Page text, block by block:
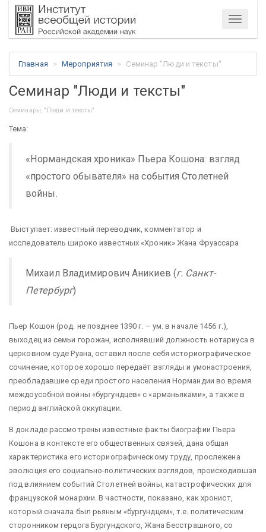
Меню
Главная Мероприятия Семинар "Люди и тексты"
Семинар "Люди и тексты"
Семинары, "Люди и тексты"
Тема:
«Нормандская хроника» Пьера Кошона: взгляд
«простого обывателя» на события Столетней
войны.
Выступает: известный переводчик, комментатор и
исследователь широко известных «Хроник» Жана Фруассара
Михаил Владимирович Аникиев (г. Санкт-
Петербург)
Пьер Кошон (род. не позднее 1390 г. – ум. в начале 1456 г.),
выходец из семьи горожан, исполнявший должность нотариуса в
церковном суде Руана, оставил после себя историографическое
сочинение, которое хорошо передаёт взгляды и умонастроения,
преобладавшие среди простого населения Нормандии во время
междоусобной войны «бургундцев» с «арманьяками», а также в
период английской оккупации.
В докладе рассмотрены известные факты биографии Пьера
Кошона в контексте его общественных связей, дана общая
характеристика его историографическому труду, прослежена
эволюция его социально-политических взглядов, происходившая
под влиянием событий Столетней войны, катастрофических для
французской монархии. В частности, показано, как хронист,
который сначала был рьяным «бургундцем», т.е. политическим
сторонником герцога Бургундского, Жана Бесстрашного, со